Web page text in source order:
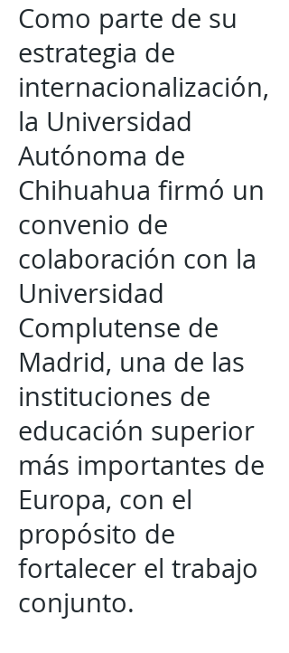
Como parte de su
estrategia de
internacionalización,
la Universidad
Autónoma de
Chihuahua firmó un
convenio de
colaboración con la
Universidad
Complutense de
Madrid, una de las
instituciones de
educación superior
más importantes de
Europa, con el
propósito de
fortalecer el trabajo
conjunto.